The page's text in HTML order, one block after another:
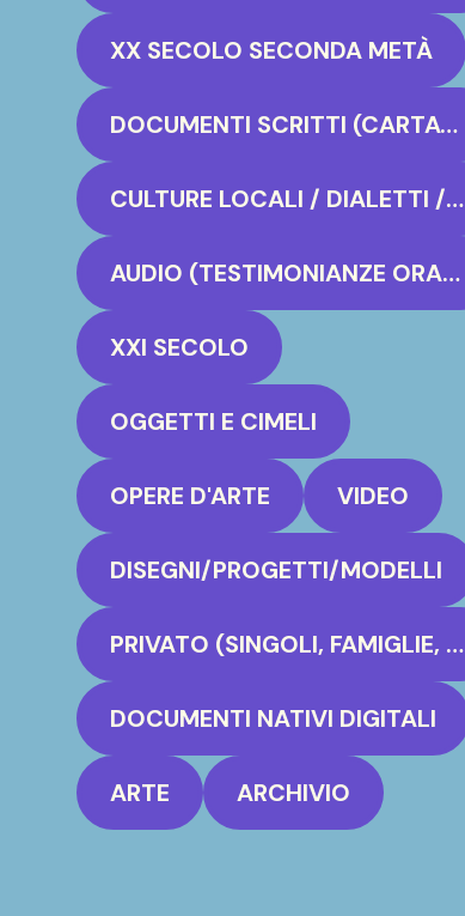
XX SECOLO SECONDA METÀ
DOCUMENTI SCRITTI (CARTACEO, PERGAMENA)
CULTURE LOCALI / DIALETTI / FOLKLORE
AUDIO (TESTIMONIANZE ORALI)
XXI SECOLO
OGGETTI E CIMELI
OPERE D'ARTE VIDEO
DISEGNI/PROGETTI/MODELLI
PRIVATO (SINGOLI, FAMIGLIE, GRUPPI)
DOCUMENTI NATIVI DIGITALI
ARTE ARCHIVIO